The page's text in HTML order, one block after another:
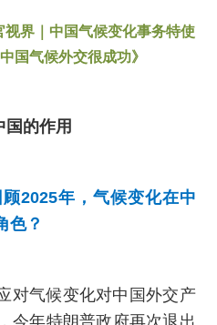
界｜中国气候变化事务特使
国气候外交很成功》
国的作用
2025年，气候变化在中
色？
对气候变化对中国外交产
今年特朗普政府再次退出